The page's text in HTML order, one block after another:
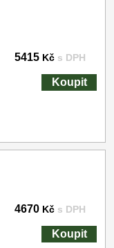
5415 Kč s DPH
Koupit
4670 Kč s DPH
Koupit